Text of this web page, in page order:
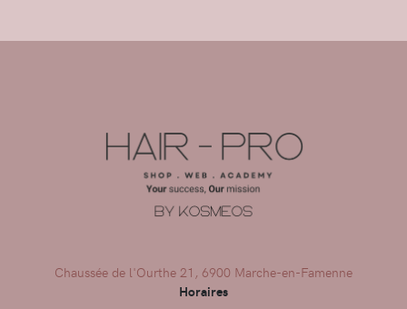
Chaussée de l'Ourthe 21, 6900 Marche-en-Famenne
Horaires